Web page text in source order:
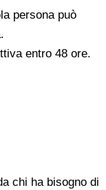
persona può
entro 48 ore.
chi ha bisogno di